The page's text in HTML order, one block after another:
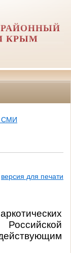
КРЫМ
СМИ
версия для печати